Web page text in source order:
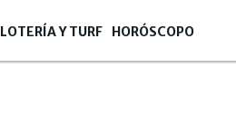
LOTERÍA Y TURF HORÓSCOPO